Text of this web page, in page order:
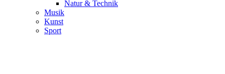
Natur & Technik
Musik
Kunst
Sport